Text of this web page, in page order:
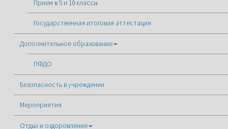
Прием в 5 и 10 классы
Государственная итоговая аттестация
Дополнительное образование
ПФДО
Безопасность в учреждении
Мероприятия
Отдых и оздоровление